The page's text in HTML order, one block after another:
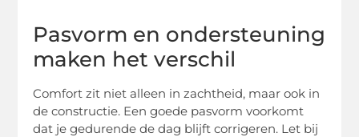
Pasvorm en ondersteuning
maken het verschil
Comfort zit niet alleen in zachtheid, maar ook in
de constructie. Een goede pasvorm voorkomt
dat je gedurende de dag blijft corrigeren. Let bij